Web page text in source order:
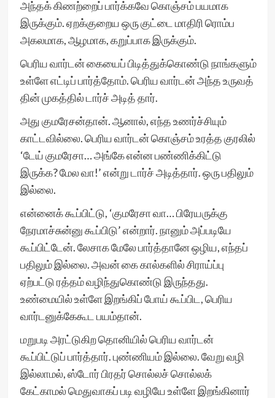
அந்தக் கிணற்றைப் பார்க்கவே கொஞ்சம் பயமாக
இருக்கும். ஏறக்குறைய ஒரு குட்டை மாதிரி ரொம்ப
அகலமாக, ஆழமாக, கறுப்பாக இருக்கும்.
பெரிய வார்டன் கையைப் பிடித்துக்கொண்டு நாங்களும்
உள்ளே எட்டிப் பார்த்தோம். பெரிய வார்டன் அந்த உருவத்
தின் முகத்தில் டார்ச் அடித் தார்.
அது குமரேசன்தான். ஆனால், எந்த உணர்ச்சியும்
காட்டவில்லை. பெரிய வார்டன் கொஞ்சம் உரத்த குரலில்
‘டேய் குமரேசா… அங்கே என்ன பண்ணிக்கிட்டு
இருக்க? மேல வா!’ என்று டார்ச் அடித்தார். ஒரு பதிலும்
இல்லை.
என்னைக் கூப்பிட்டு, ‘குமரேசா வா… பிரேயருக்கு
நேரமாச்சுன்னு கூப்பிடு’ என்றார். நானும் அப்படியே
கூப்பிட்டேன். லேசாக மேலே பார்த்தானே ஒழிய, எந்தப்
பதிலும் இல்லை. அவன் கை கால்களில் சிராய்ப்பு
ஏற்பட்டு ரத்தம் வழிந்துகொண்டு இருந்தது.
உண்மையில் உள்ளே இறங்கிப் போய் கூப்பிட, பெரிய
வார்டனுக்கேகூட பயம்தான்.
மறுபடி அரட்டுகிற தொனியில் பெரிய வார்டன்
கூப்பிட்டுப் பார்த்தார். புண்ணியம் இல்லை. வேறு வழி
இல்லாமல், ஸ்டோர் பிரதர் சொல்லச் சொல்லக்
கேட்காமல் மெதுவாகப் படி வழியே உள்ளே இறங்கினார்